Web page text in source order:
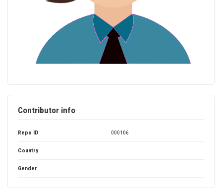
Contributor info
Repo ID 000106
Country
Gender